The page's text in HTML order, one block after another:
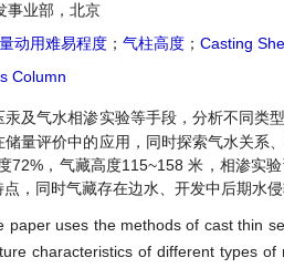
事业部，北京
动用难易程度 ； 气柱高度 ； Casting
Column
及气水相渗实验等手段，分析不同类
量评价中的应用，同时探索气水关系
72%，气藏高度115~158 米，相渗实
，同时气藏存在边水、开发中后期水侵
paper uses the methods of cast thin
characteristics of different types